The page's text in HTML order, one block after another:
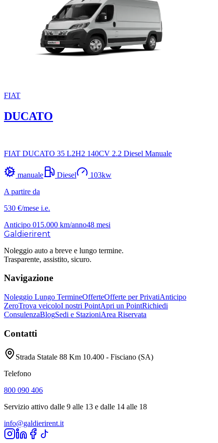
FIAT
DUCATO
FIAT DUCATO 35 L2H2 140CV 2.2 Diesel Manuale
manuale Diesel 103kw
A partire da
530 €/mese i.e.
Anticipo 015.000 km/anno48 mesi
Galdierirent
Noleggio auto a breve e lungo termine.
Trasparente, assistito, sicuro.
Navigazione
Noleggio Lungo TermineOfferteOfferte per PrivatiAnticipo
ZeroTrova veicoloI nostri PointApri un PointRichiedi
ConsulenzaBlogSedi e StazioniArea Riservata
Contatti
Strada Statale 88 Km 10.400 - Fisciano (SA)
Telefono
800 090 406
Servizio attivo dalle 9 alle 13 e dalle 14 alle 18
info@galdierirent.it